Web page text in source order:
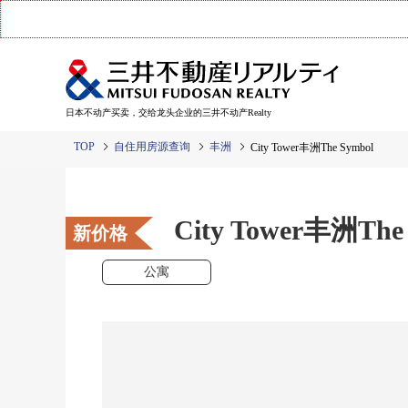
日本不动产买卖，交给龙头企业的三井不动产Realty
TOP 自住用房源查询 丰洲 City Tower丰洲The Symbol
新价格 City Tower丰洲
公寓